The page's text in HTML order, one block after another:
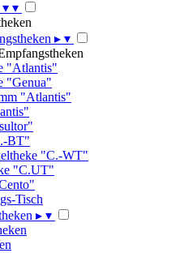
▾ ▾
▸ ▾
"Atlantis"
"Genua"
"Atlantis"
BT"
"C.-WT"
"C.UT"
Tisch
▸ ▾